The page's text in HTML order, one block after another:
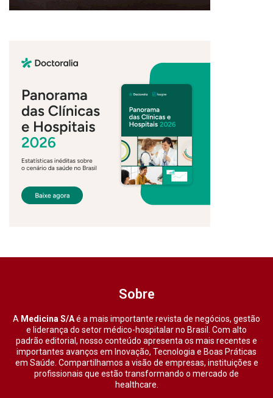
Sobre
A Medicina S/Aé a mais importante revista de negócios, gestão
e liderança do setor médico-hospitalar no Brasil. Com alto
padrão editorial, nosso conteúdo apresenta os mais recentes e
importantes avanços em Inovação, Tecnologia e Boas Práticas
em Saúde. Compartilhamos a visão de empresas, instituições e
profissionais que estão transformando o mercado de
healthcare.